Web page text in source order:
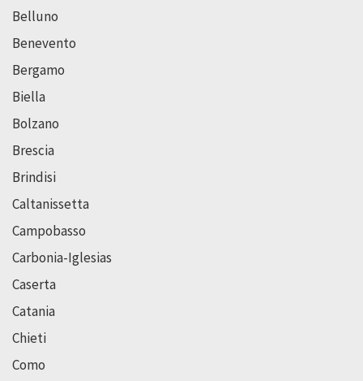
Belluno
Benevento
Bergamo
Biella
Bolzano
Brescia
Brindisi
Caltanissetta
Campobasso
Carbonia-Iglesias
Caserta
Catania
Chieti
Como